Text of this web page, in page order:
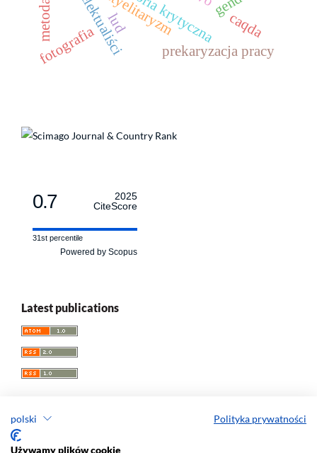
polski Polityka prywatności
Używamy plików cookie
intelektualiści
ludteoria krytyczna
prekaryzacja pracy
fotografia caqda
0.7
2025
CiteScore
31st percentile
Powered by Scopus
Latest publications
Przegląd Socjologii Jakościowej